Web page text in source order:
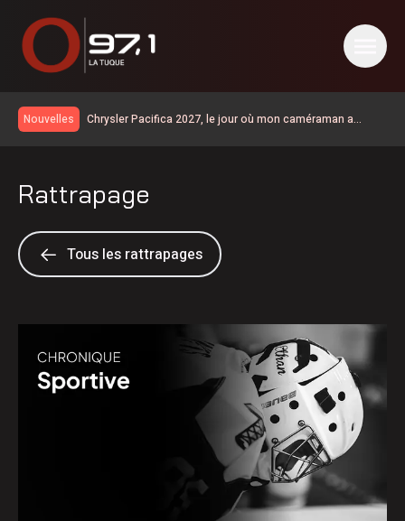
Nouvelles
Chrysler Pacifica 2027, le jour où mon caméraman a
Le taux de chômage recule à 6,4% en juillet au Canada, la
Chaudière-Appalaches affiche les meilleurs chiffres au
pays
Grave accident sur la 155 à Carignan
Accident : la route 155 est fermée à la circulation à la
600 embarcations vérifiées lors de l’Opération nationale
concertée en sécurité nautique de la SQ
Les Bourses Objectif Retour remettent 15 250$ à 12
Latuquois
Rattrapage
Tous les rattrapages